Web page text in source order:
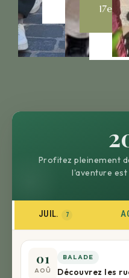
Réservez
17e
Profitez pleinement
l'aventure est
JUIL. 7
01
AOÛ
BALADE
Découvrez les